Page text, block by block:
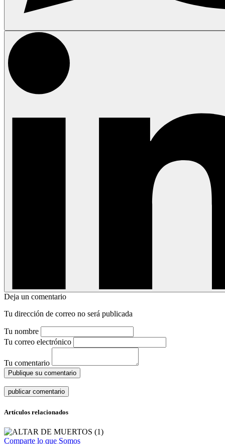
Deja un comentario
Tu dirección de correo no será publicada
Tu nombre
Tu correo electrónico
Tu comentario
Publique su comentario
Artículos relacionados
Comparte lo que Somos